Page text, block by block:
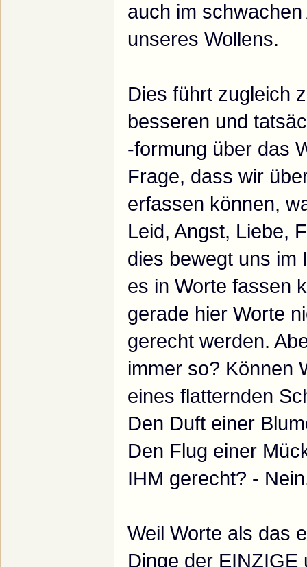
auch im
unseres Wollens.
Dies führt zugleich
besseren und
-formung über das
Frage, dass wir
erfassen können,
Leid, Angst, Liebe,
dies bewegt uns im
es in Worte fassen
gerade hier Worte
gerecht werden.
immer so? Können
eines flatternden
Den Duft einer
Den Flug einer
IHM gerecht? -
Weil Worte als das
Dinge der EINZIGE